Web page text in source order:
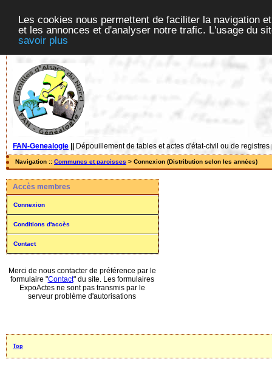
Les cookies nous permettent de faciliter la navigation
et les annonces et d'analyser notre trafic. L'usage du
savoir plus
FAN-Genealogie Dépouillement de tables et actes d'état-civil ou de
Navigation :: Communes et paroisses > Connexion (Distribution selon les années)
Accès membres
Connexion
Conditions d'accès
Contact
Merci de nous contacter de préférence par le
formulaire "Contact" du site. Les formulaires
ExpoActes ne sont pas transmis par le
serveur problème d'autorisations
Top